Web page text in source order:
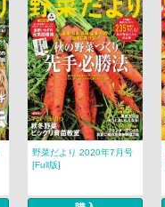
野菜だより 2020年7月号
[Full版]